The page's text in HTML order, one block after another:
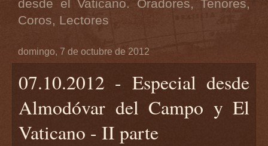
desde el Vaticano. Oradores, Tenores,
Coros, Lectores
domingo, 7 de octubre de 2012
07.10.2012 - Especial desde
Almodóvar del Campo y El
Vaticano - II parte